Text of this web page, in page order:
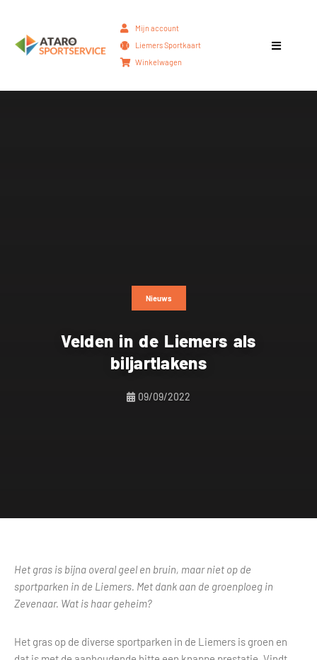
Mijn account
Liemers Sportkaart
Winkelwagen
Nieuws
Velden in de Liemers als
biljartlakens
09/09/2022
Het gras is bijna overal geel en bruin, maar niet op de
sportparken in de Liemers. Met dank aan de groenploeg in
Zevenaar. Wat is haar geheim?
Het gras op de diverse sportparken in de Liemers is groen en